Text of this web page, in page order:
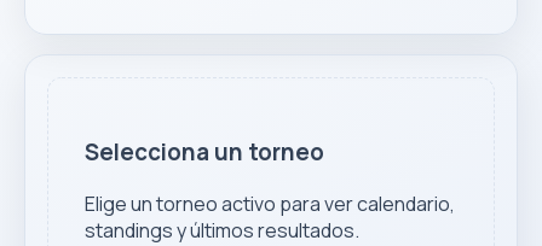
Selecciona un torneo
Elige un torneo activo para ver calendario,
standings y últimos resultados.